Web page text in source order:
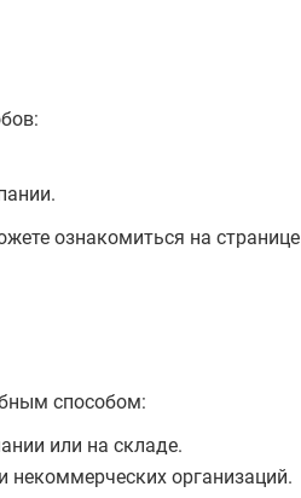
ознакомиться на странице
способом:
или на складе.
организаций.